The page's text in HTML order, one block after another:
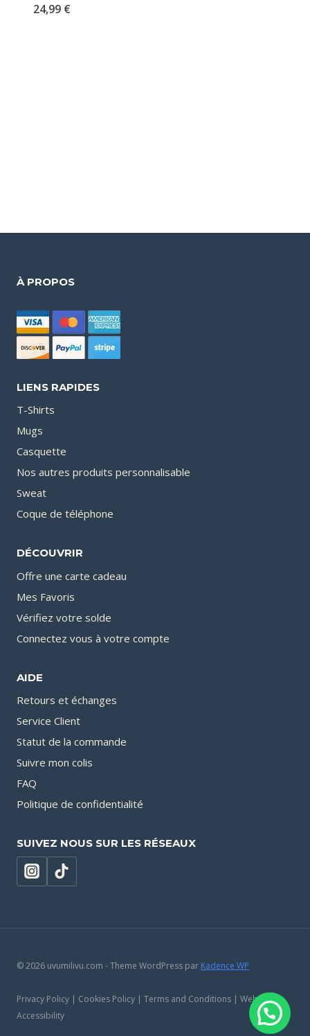
24,99 €
À PROPOS
LIENS RAPIDES
T-Shirts
Mugs
Casquette
Nos autres produits personnalisable
Sweat
Coque de téléphone
DÉCOUVRIR
Offre une carte cadeau
Mes Favoris
Vérifiez votre solde
Connectez vous à votre compte
AIDE
Retours et échanges
Service Client
Statut de la commande
Suivre mon colis
FAQ
Politique de confidentialité
SUIVEZ NOUS SUR LES RÉSEAUX
© 2026 uvumilivu.com - Theme WordPress par Kadence WP
Privacy Policy | Cookies Policy | Terms and Conditions | Website
Accessibility